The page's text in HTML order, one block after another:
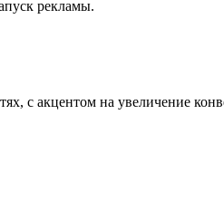
рекламы.
с акцентом на увеличение